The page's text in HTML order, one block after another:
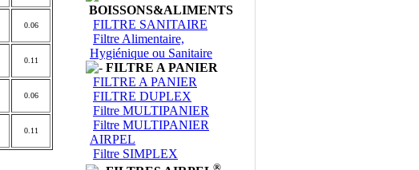
0.06
0.11
0.06
0.11
BOISSONS&ALIMENTS
FILTRE SANITAIRE
Filtre Alimentaire,
Hygiénique ou Sanitaire
FILTRE A PANIER
FILTRE A PANIER
FILTRE DUPLEX
Filtre MULTIPANIER
Filtre MULTIPANIER
AIRPEL
Filtre SIMPLEX
®